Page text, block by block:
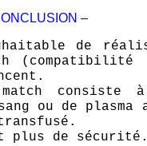
–
de
(compatibilité
consiste à
ou de plasma
plus de sécurité.